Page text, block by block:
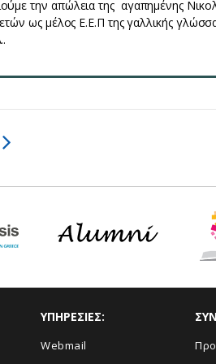
την απώλεια της αγαπημένης
ως μέλος Ε.Ε.Π της γαλλικής
του
ΥΠΗΡΕΣΙΕΣ:
Webmail